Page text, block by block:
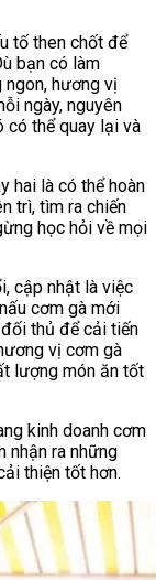
tố then chốt để
bạn có làm
hương vị
ngày, nguyên
có thể quay lại và
hai là có thể hoàn
trì, tìm ra chiến
học hỏi về mọi
cập nhật là việc
cơm gà mới
thủ để cải tiến
vị cơm gà
lượng món ăn tốt
kinh doanh cơm
nhận ra những
thiện tốt hơn.